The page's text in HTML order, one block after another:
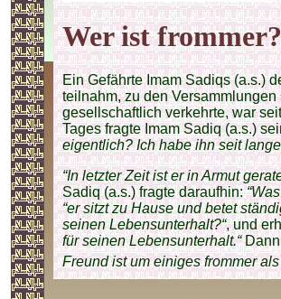
Wer ist frommer?
Ein Gefährte Imam Sadiqs (a.s.)
teilnahm, zu den
gesellschaftlich verkehrte, war
Tages fragte Imam Sadiq (a.s.)
eigentlich? Ich habe ihn seit
“In letzter Zeit ist er in Armut
Sadiq (a.s.) fragte daraufhin:
“er sitzt zu Hause und betet
seinen Lebensunterhalt?“, und
für seinen Lebensunterhalt.“
Freund ist um einiges frommer als